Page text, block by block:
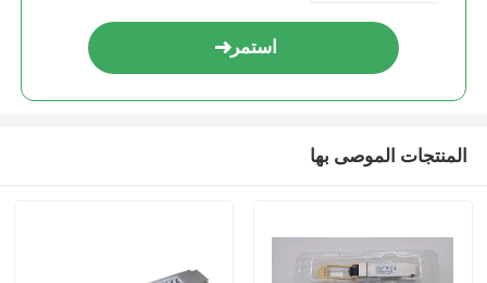
استمر
المنتجات الموصى بها